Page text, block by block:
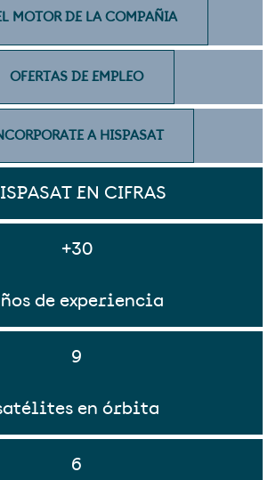
MOTOR DE LA COMPAÑIA
OFERTAS DE EMPLEO
A HISPASAT
EN CIFRAS
+30
de experiencia
9
en órbita
6